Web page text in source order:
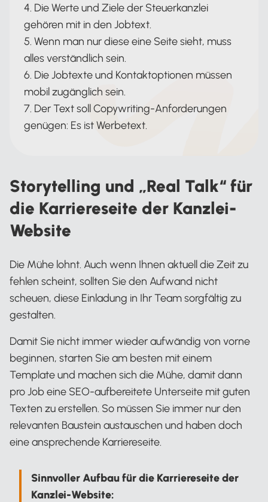
4. Die Werte und Ziele der Steuerkanzlei
gehören mit in den Jobtext.
5. Wenn man nur diese eine Seite sieht, muss
alles verständlich sein.
6. Die Jobtexte und Kontaktoptionen müssen
mobil zugänglich sein.
7. Der Text soll Copywriting-Anforderungen
genügen: Es ist Werbetext.
Storytelling und „Real Talk“ für
die Karriereseite der Kanzlei-
Website
Die Mühe lohnt. Auch wenn Ihnen aktuell die Zeit zu
fehlen scheint, sollten Sie den Aufwand nicht
scheuen, diese Einladung in Ihr Team sorgfältig zu
gestalten.
Damit Sie nicht immer wieder aufwändig von vorne
beginnen, starten Sie am besten mit einem
Template und machen sich die Mühe, damit dann
pro Job eine SEO-aufbereitete Unterseite mit guten
Texten zu erstellen. So müssen Sie immer nur den
relevanten Baustein austauschen und haben doch
eine ansprechende Karriereseite.
Sinnvoller Aufbau für die Karriereseite der
Kanzlei-Website: